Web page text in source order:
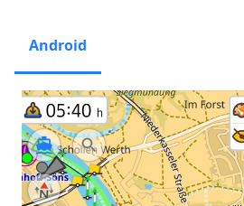
Android